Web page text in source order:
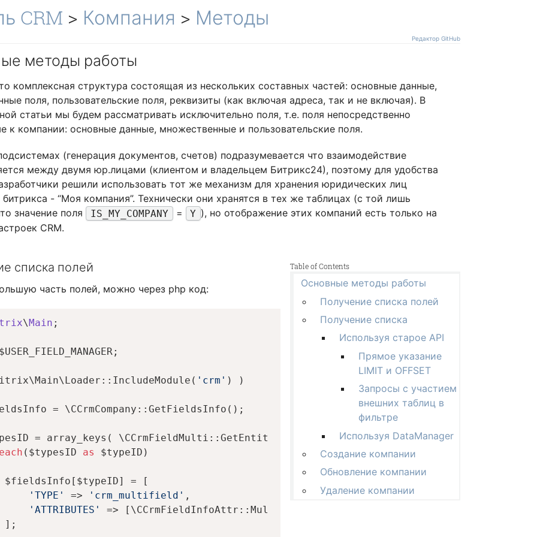
CRM > Компания > Методы
Редактор GitHub
методы работы
комплексная структура состоящая из нескольких составных частей: основные данные,
поля, пользовательские поля, реквизиты (как включая адреса, так и не включая). В
статьи мы будем рассматривать исключительно поля, т.е. поля непосредственно
к компании: основные данные, множественные и пользовательские поля.
(генерация документов, счетов) подразумевается что взаимодействие
между двумя юр.лицами (клиентом и владельцем Битрикс24), поэтому для удобства
решили использовать тот же механизм для хранения юридических лиц
битрикса - “Моя компания”. Технически они хранятся в тех же таблицах (с той лишь
значение поля
IS_MY_COMPANY = Y ), но отображение этих компаний есть только на
CRM.
Table of Contents
Основные методы работы
Получение списка полей
Получение списка
Используя старое API
Прямое указание
LIMIT и OFFSET
Запросы с участием
внешних таблиц в
фильтре
Используя DataManager
Создание компании
Обновление компании
Удаление компании
списка полей
часть полей, можно через php код:
\Main ;
'crm' ) )
= \CCrmCompany::GetFieldsInfo();
= array_keys( \CCrmFieldMulti::GetEntityTypeInfos() );
($typesID as
$typeID)
$fieldsInfo[$typeID] = [
'TYPE'
=> 'crm_multifield' ,
'ATTRIBUTES'
=> [\CCrmFieldInfoAttr::Multiple]
];